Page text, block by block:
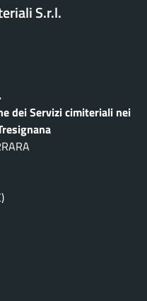
S.r.l.
dei Servizi cimiteriali nei